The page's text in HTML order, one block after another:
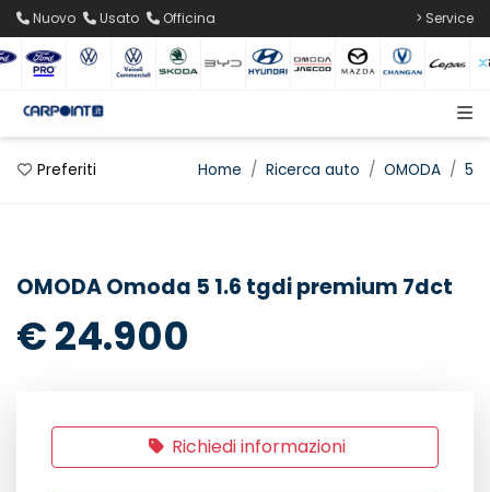
Nuovo Usato Officina > Service
Preferiti Home Ricerca auto OMODA 5
OMODA Omoda 5 1.6 tgdi premium 7dct
€ 24.900
Richiedi informazioni